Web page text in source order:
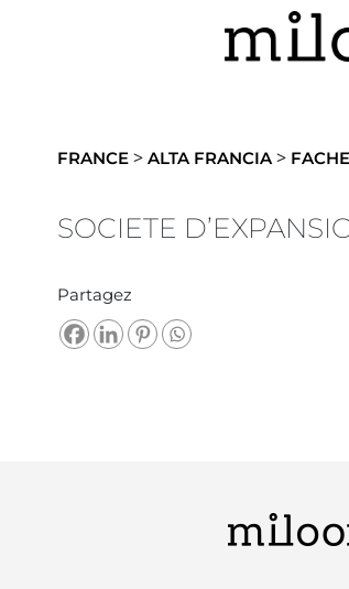
FRANCE >ALTA FRANCIA>
SOCIETE
Partagez